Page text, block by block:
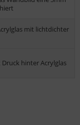
mit lichtdichter
hinter Acrylglas